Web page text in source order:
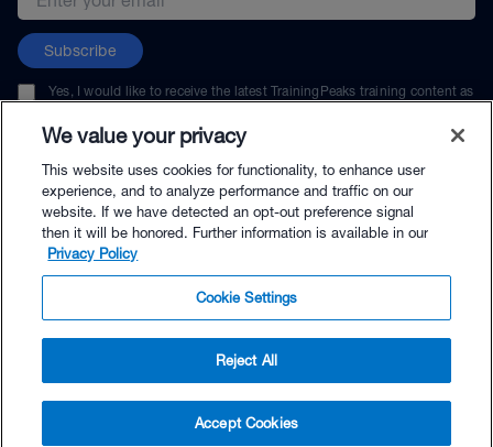
$45.00 - Buy Now
Buy with Premium Bundle
Subscribe
Yes, I would like to receive the latest TrainingPeaks training content as
unsubscribe at any time.
© TrainingPeaks, LLC
We value your privacy
This website uses cookies for functionality, to enhance user
experience, and to analyze performance and traffic on our
website. If we have detected an opt-out preference signal
then it will be honored. Further information is available in our
Privacy Policy
Cookie Settings
Reject All
Accept Cookies